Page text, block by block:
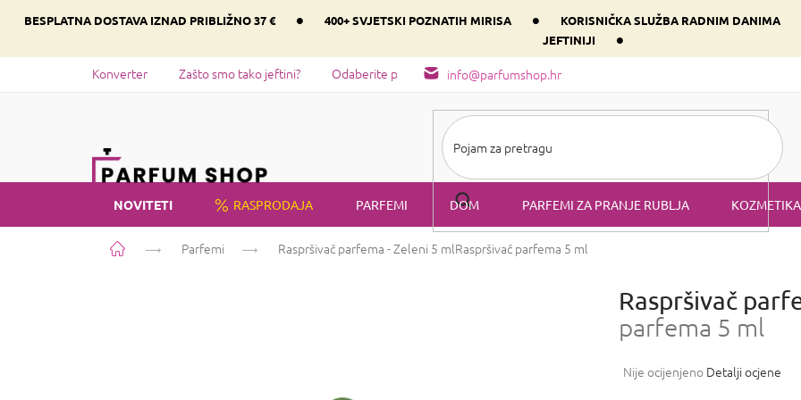
BESPLATNA DOSTAVA IZNAD PRIBLIŽNO 37 € • 400+ SVJETSKI POZNATIH MIRISA • KORISNIČKA SLUŽBA RADNIM DANIMA
JEFTINIJI
•
info@parfumshop.hr
Konverter Zašto smo tako jeftini? Odaberite parfem svog srca prema dominantnoj komponenti
NOVITETI RASPRODAJA PARFEMI DOM PARFEMI ZA PRANJE RUBLJA KOZMETIKA
Početna Parfemi Raspršivač parfema - Zeleni 5 mlRaspršivač parfema 5 ml
Raspršivač
parfema 5 ml
Prosječna
Nije ocijenjeno Detalji ocjene